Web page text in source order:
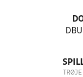
TRØJE